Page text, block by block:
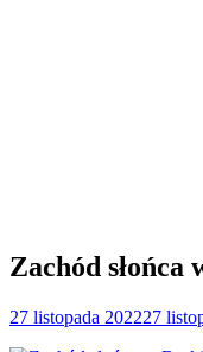
Zachód słońca
27 listopada 202227